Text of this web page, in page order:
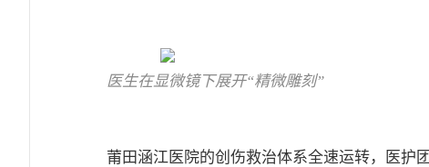
医生在显微镜下展开“精微雕刻”
莆田涵江医院的创伤救治体系全速运转，医护